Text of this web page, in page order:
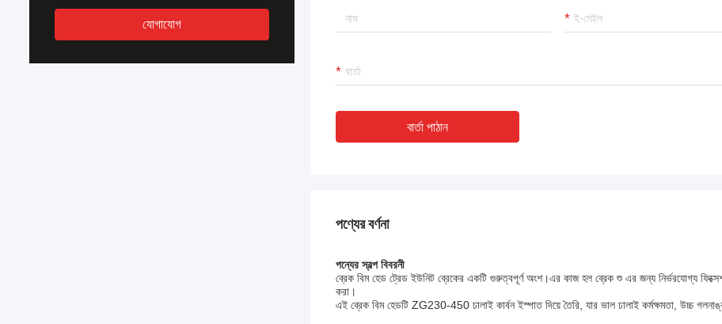
যোগাযোগ
বার্তা পাঠান
পণ্যের বর্ণনা
পন্যের স্বল্প বিবরনী
ব্রেক বিম হেড ট্রেড ইউনিট ব্রেকের একটি গুরুত্বপূর্ণ অংশ।এর কাজ হল ব্রেক শু এর জন্য নির্ভরযোগ্য
করা।
এই ব্রেক বিম হেডটি ZG230-450 ঢালাই কার্বন ইস্পাত দিয়ে তৈরি, যার ভাল ঢালাই কর্মক্ষমতা, উচ্চ